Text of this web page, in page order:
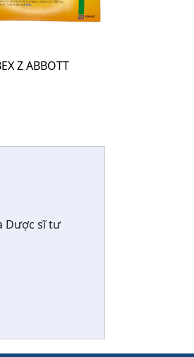
Z ABBOTT
Dược sĩ tư